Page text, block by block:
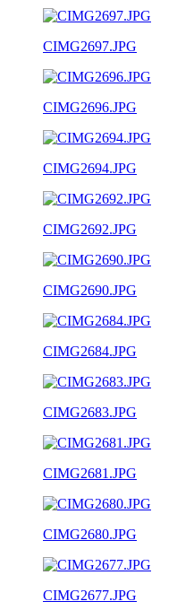
CIMG2697.JPG
CIMG2696.JPG
CIMG2694.JPG
CIMG2692.JPG
CIMG2690.JPG
CIMG2684.JPG
CIMG2683.JPG
CIMG2681.JPG
CIMG2680.JPG
CIMG2677.JPG